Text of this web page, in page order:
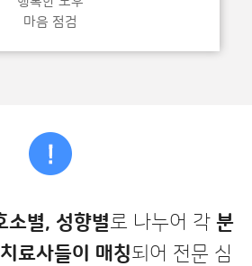
마음 점검
소별, 성향별로 나누어 각 분
료사들이 매칭되어 전문 심